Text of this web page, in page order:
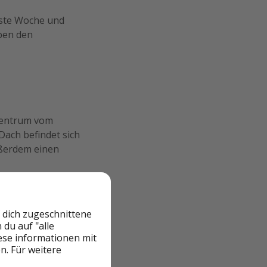
Woche und
den
vom
befindet sich
einen
preiswert
zu
zugeschnittene
du auf "alle
informationen mit
Für weitere